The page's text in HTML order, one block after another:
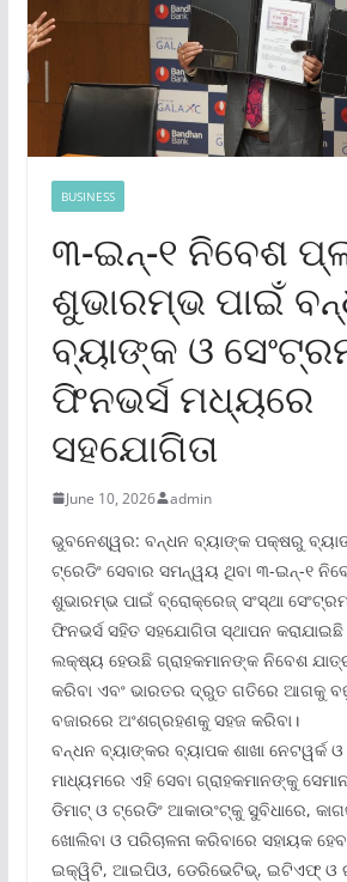
BUSINESS
୩-ଇନ୍‌-୧ ନିବେଶ
ଶୁଭାରମ୍ଭ ପାଇଁ
ବ୍ୟାଙ୍କ ଓ
ଫିନଭର୍ସ ମଧ୍ୟରେ
ସହଯୋଗିତା
June 10, 2026 admin
ଭୁବନେଶ୍ୱର: ବନ୍ଧନ ବ୍ୟାଙ୍କ ପକ୍ଷରୁ
ଟ୍ରେଡିଂ ସେବାର ସମନ୍ୱୟ ଥିବା ୩-ଇନ୍‌-୧
ଶୁଭାରମ୍ଭ ପାଇଁ ବ୍ରୋକ୍‌ରେଜ୍ ସଂସ୍ଥା
ଫିନଭର୍ସ ସହିତ ସହଯୋଗିତା ସ୍ଥାପନ
ଲକ୍ଷ୍ୟ ହେଉଛି ଗ୍ରାହକମାନଙ୍କ ନିବେଶ
କରିବା ଏବଂ ଭାରତର ଦ୍ରୁତ ଗତିରେ ଆଗକୁ
ବଜାରରେ ଅଂଶଗ୍ରହଣକୁ ସହଜ କରିବା।
ବନ୍ଧନ ବ୍ୟାଙ୍କର ବ୍ୟାପକ ଶାଖା ନେଟୱର୍କ
ମାଧ୍ୟମରେ ଏହି ସେବା ଗ୍ରାହକମାନଙ୍କୁ
ଡିମାଟ୍ ଓ ଟ୍ରେଡିଂ ଆକାଉଂଟ୍‌କୁ ସୁବିଧାରେ,
ଖୋଲିବା ଓ ପରିଚାଳନା କରିବାରେ ସହାୟକ
ଇକ୍ୱିଟି, ଆଇପିଓ, ଡେରିଭେଟିଭ୍‌, ଇଟିଏଫ୍ ଓ